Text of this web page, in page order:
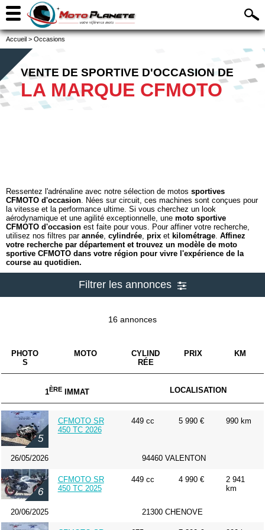
Accueil > Occasions
VENTE DE SPORTIVE D'OCCASION DE
LA MARQUE CFMOTO
Ressentez l'adrénaline avec notre sélection de motos sportives
CFMOTO d'occasion. Nées sur circuit, ces machines sont conçues pour
la vitesse et la performance ultime. Si vous cherchez un look
aérodynamique et une agilité exceptionnelle, une moto sportive
CFMOTO d'occasion est faite pour vous. Pour affiner votre recherche,
utilisez nos filtres par année, cylindrée, prix et kilométrage. Affinez
votre recherche par département et trouvez un modèle de moto
sportive CFMOTO dans votre région pour vivre l'expérience de la
course au quotidien.
Filtrer les annonces
16 annonces
PHOTO
S
MOTO
CYLIND
RÉE
PRIX KM
1ÈREIMMAT LOCALISATION
5
CFMOTO SR
450 TC 2026
449 cc 5 990 € 990 km
26/05/2026 94460 VALENTON
6
CFMOTO SR
450 TC 2025
449 cc 4 990 €
2 941
km
20/06/2025 21300 CHENOVE